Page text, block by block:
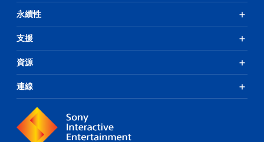
永續性
支援
資源
連線